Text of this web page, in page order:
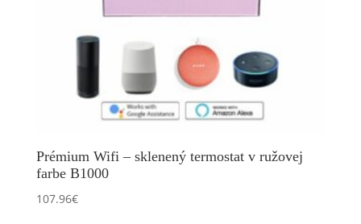
Prémium Wifi – sklenený termostat v ružovej
farbe B1000
107.96€